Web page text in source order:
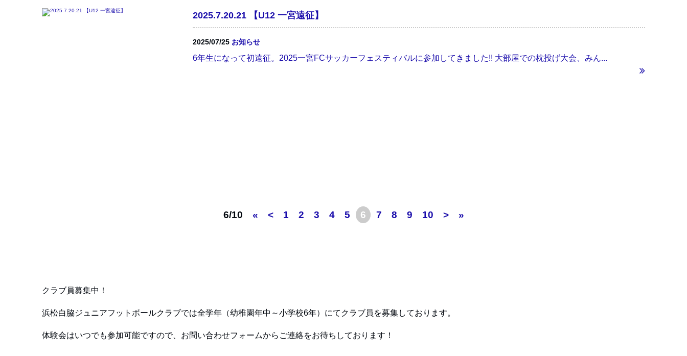
2025.7.20.21 【U12 一宮遠征】
2025/07/25 お知らせ
6年生になって初遠征。2025一宮FCサッカーフェスティバルに参加してきました!! 大部屋での枕投げ大会、みん...
6/10 « < 1 2 3 4 5 6 7 8 9 10 > »
クラブ員募集中！
浜松白脇ジュニアフットボールクラブでは全学年（幼稚園年中～小学校6年）にてクラブ員を募集しております。
体験会はいつでも参加可能ですので、お問い合わせフォームからご連絡をお待ちしております！